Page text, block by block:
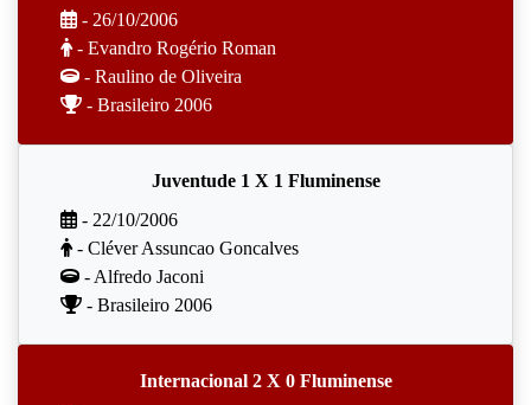
- 26/10/2006
- Evandro Rogério Roman
- Raulino de Oliveira
- Brasileiro 2006
Juventude 1 X 1 Fluminense
- 22/10/2006
- Cléver Assuncao Goncalves
- Alfredo Jaconi
- Brasileiro 2006
Internacional 2 X 0 Fluminense